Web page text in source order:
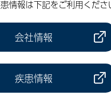
情報は下記をご利用くださ
会社情報
疾患情報